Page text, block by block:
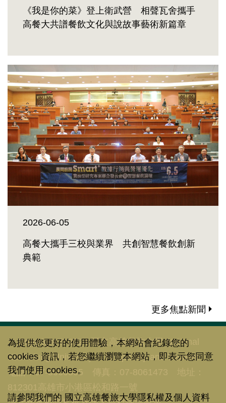
《我是你的菜》登上衛武營 相聲瓦舍攜手
高餐大共譜餐飲文化與說故事藝術新篇章
2026-06-05
高餐大攜手三校與業界 共創智慧餐飲創新
典範
更多焦點新聞
:::Copyright © 2024 國立高雄餐旅大學 National
Kaohsiung University of Hospitality and Tourism
電話：07-8060505 傳真：07-8061473 地址：
812301高雄市小港區松和路一號
為提供您更好的使用體驗，本網站會紀錄您的
cookies 資訊，若您繼續瀏覽本網站，即表示您同意
我們使用 cookies。
請參閱我們的國立高雄餐旅大學隱私權及個人資料